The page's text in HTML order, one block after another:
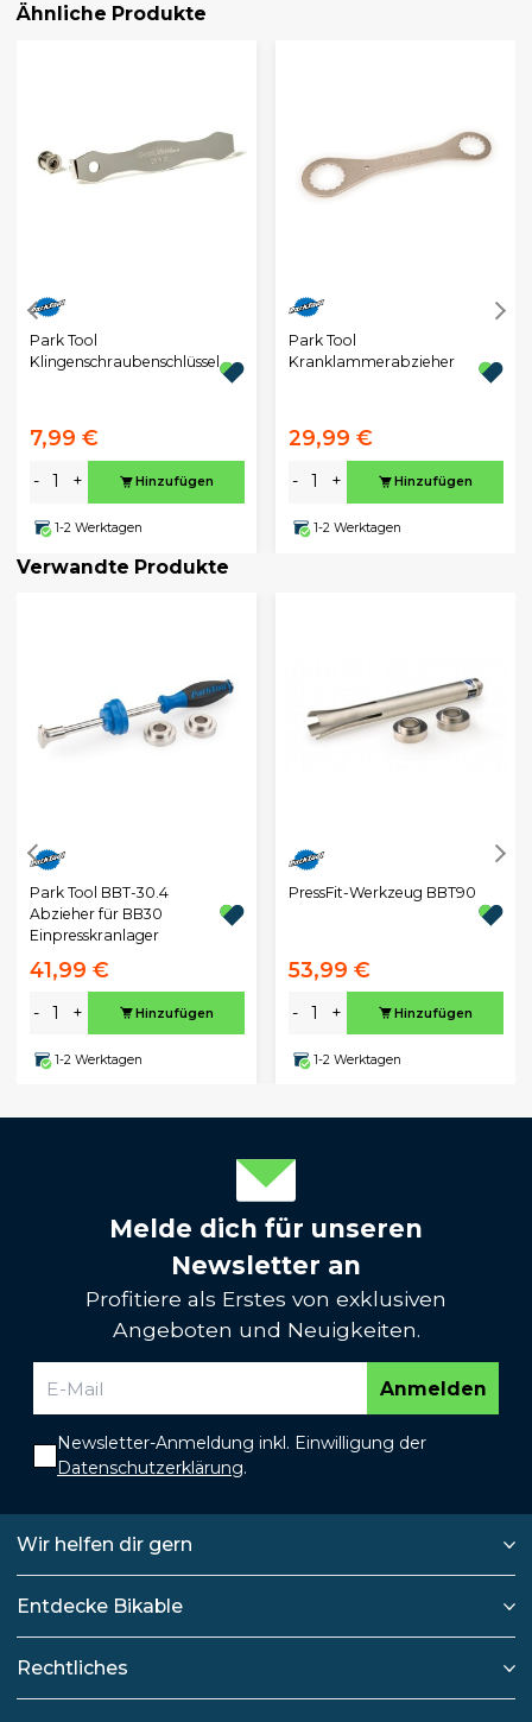
Ähnliche Produkte
Park Tool
Klingenschraubenschlüssel
7,99 €
- + Hinzufügen
1-2 Werktagen
Park Tool
Kranklammerabzieher
29,99 €
- + Hinzufügen
1-2 Werktagen
Verwandte Produkte
Park Tool BBT-30.4
Abzieher für BB30
Einpresskranlager
41,99 €
- + Hinzufügen
1-2 Werktagen
PressFit-Werkzeug BBT90
53,99 €
- + Hinzufügen
1-2 Werktagen
Melde dich für unseren
Newsletter an
Profitiere als Erstes von exklusiven
Angeboten und Neuigkeiten.
Anmelden
Newsletter-Anmeldung inkl. Einwilligung der
Datenschutzerklärung.
Wir helfen dir gern
Entdecke Bikable
Rechtliches